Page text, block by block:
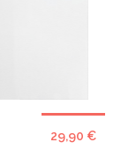
29,90 €